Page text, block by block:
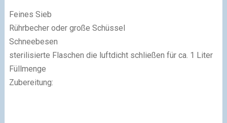
Feines Sieb
Rührbecher oder große Schüssel
Schneebesen
sterilisierte Flaschen die luftdicht schließen für ca. 1 Liter
Füllmenge
Zubereitung: